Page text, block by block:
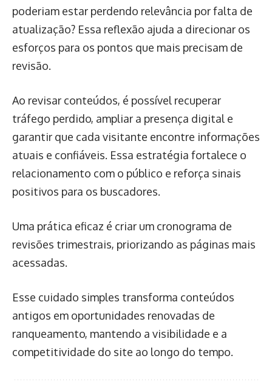
poderiam estar perdendo relevância por falta de
atualização? Essa reflexão ajuda a direcionar os
esforços para os pontos que mais precisam de
revisão.
Ao revisar conteúdos, é possível recuperar
tráfego perdido, ampliar a presença digital e
garantir que cada visitante encontre informações
atuais e confiáveis. Essa estratégia fortalece o
relacionamento com o público e reforça sinais
positivos para os buscadores.
Uma prática eficaz é criar um cronograma de
revisões trimestrais, priorizando as páginas mais
acessadas.
Esse cuidado simples transforma conteúdos
antigos em oportunidades renovadas de
ranqueamento, mantendo a visibilidade e a
competitividade do site ao longo do tempo.